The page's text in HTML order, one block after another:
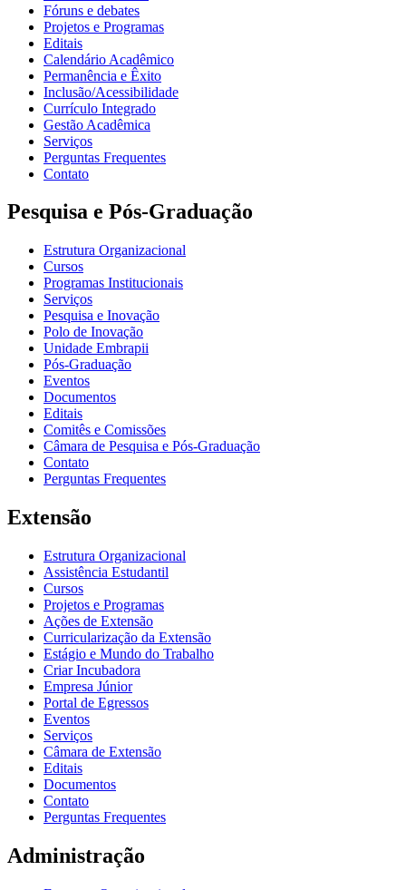
Fóruns e debates
Projetos e Programas
Editais
Calendário Acadêmico
Permanência e Êxito
Inclusão/Acessibilidade
Currículo Integrado
Gestão Acadêmica
Serviços
Perguntas Frequentes
Contato
Pesquisa e Pós-Graduação
Estrutura Organizacional
Cursos
Programas Institucionais
Serviços
Pesquisa e Inovação
Polo de Inovação
Unidade Embrapii
Pós-Graduação
Eventos
Documentos
Editais
Comitês e Comissões
Câmara de Pesquisa e Pós-Graduação
Contato
Perguntas Frequentes
Extensão
Estrutura Organizacional
Assistência Estudantil
Cursos
Projetos e Programas
Ações de Extensão
Curricularização da Extensão
Estágio e Mundo do Trabalho
Criar Incubadora
Empresa Júnior
Portal de Egressos
Eventos
Serviços
Câmara de Extensão
Editais
Documentos
Contato
Perguntas Frequentes
Administração